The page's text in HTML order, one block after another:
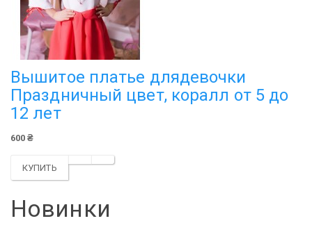
Вышитое платье длядевочки
Праздничный цвет, коралл от 5 до
12 лет
600 ₴
КУПИТЬ
Новинки